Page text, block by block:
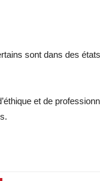
sont dans des
et de